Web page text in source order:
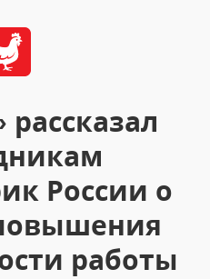
рассказал
России о
работы